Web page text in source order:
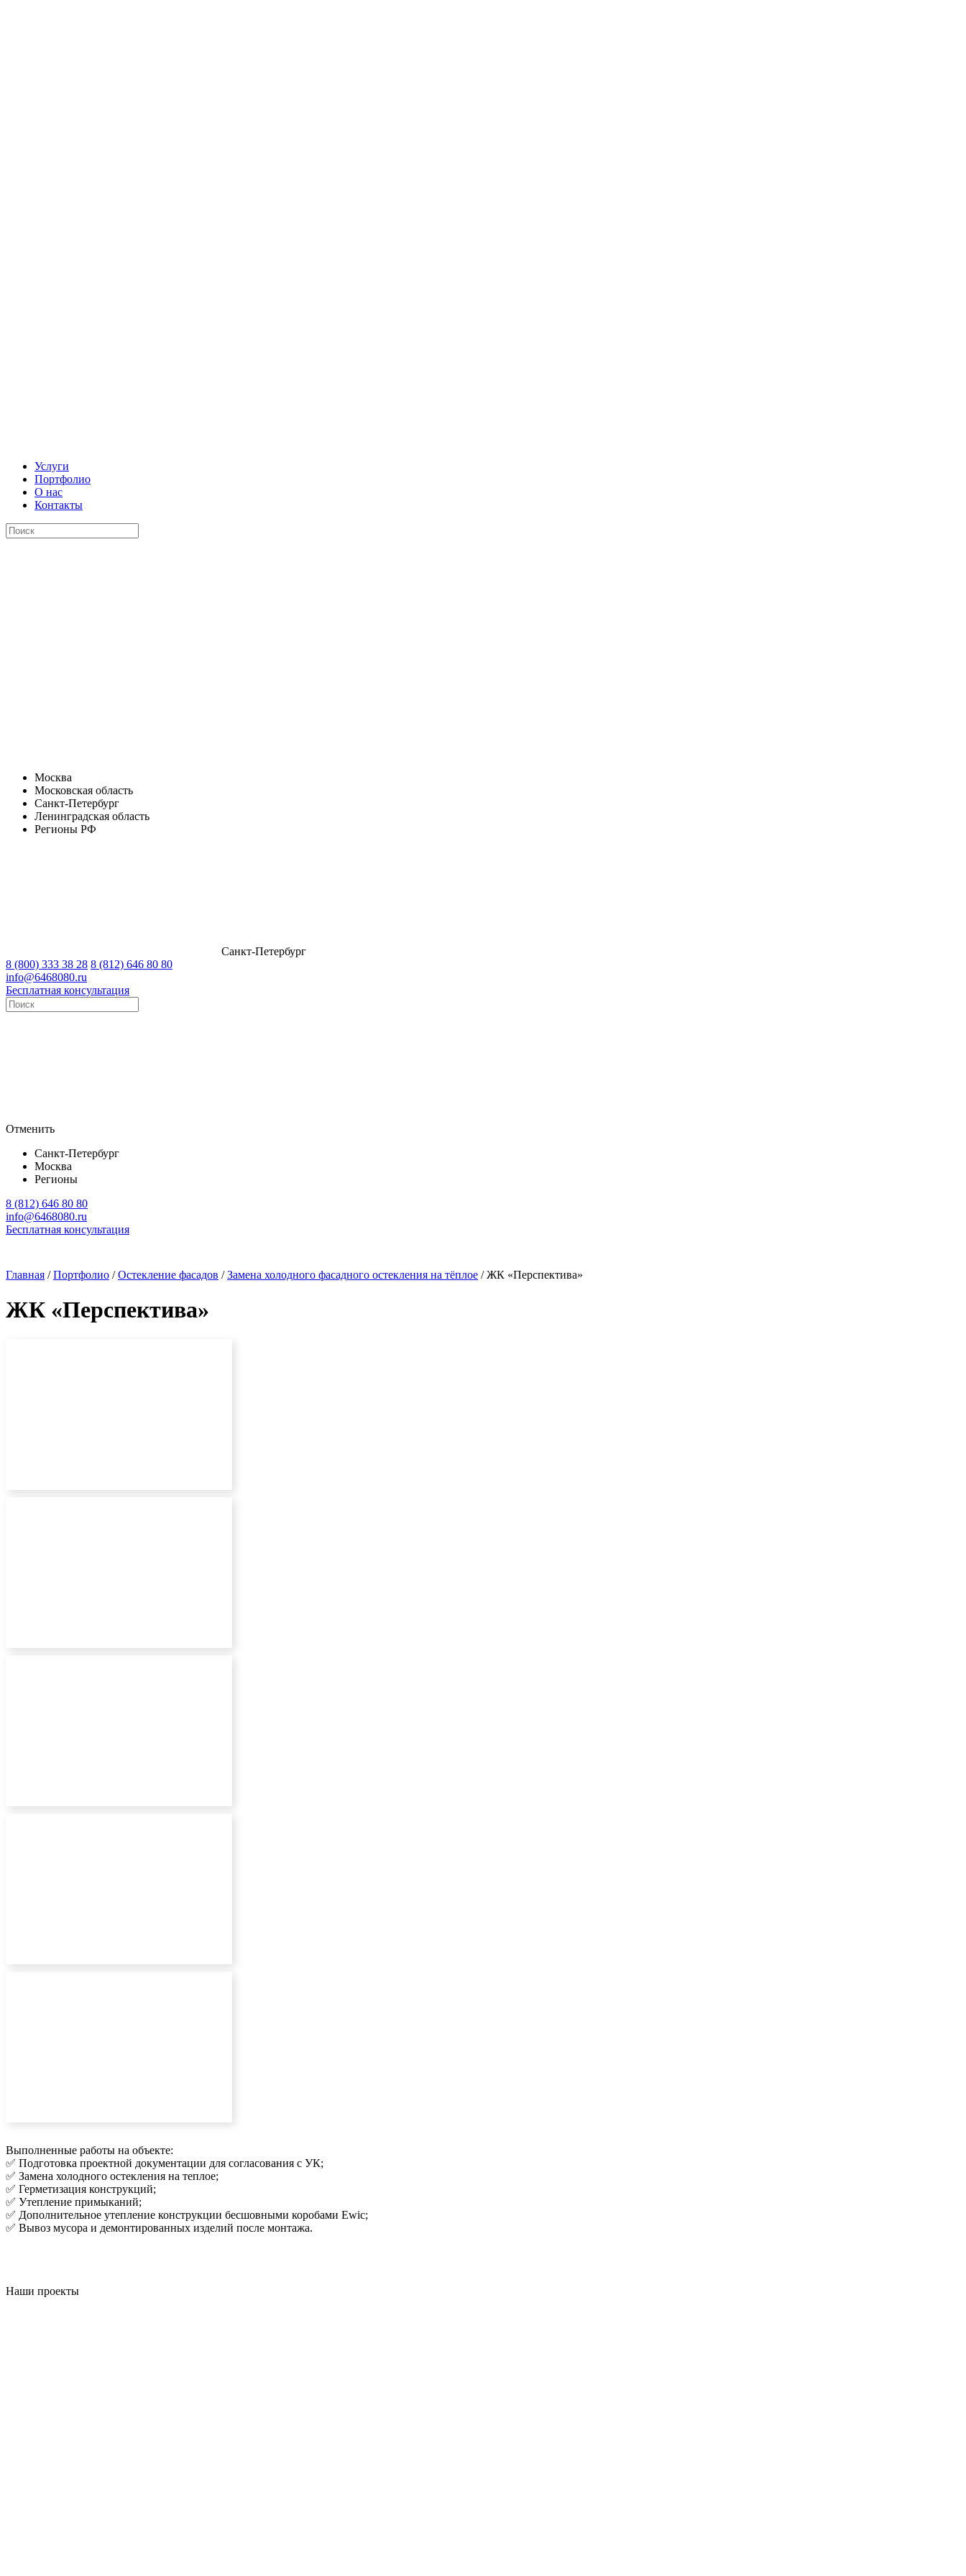
Услуги
Портфолио
О нас
Контакты
Москва
Московская область
Санкт-Петербург
Ленинградская область
Регионы РФ
Санкт-Петербург
8 (800) 333 38 28 8 (812) 646 80 80
info@6468080.ru
Бесплатная консультация
Отменить
Санкт-Петербург
Москва
Регионы
8 (812) 646 80 80
info@6468080.ru
Бесплатная консультация
Главная /Портфолио /Остекление фасадов /Замена холодного фасадного остекления на тёплое /ЖК «Перспектива»
ЖК «Перспектива»
Выполненные работы на объекте:
✅ Подготовка проектной документации для согласования с УК;
✅ Замена холодного остекления на теплое;
✅ Герметизация конструкций;
✅ Утепление примыканий;
✅ Дополнительное утепление конструкции бесшовными коробами Ewic;
✅ Вывоз мусора и демонтированных изделий после монтажа.
Наши проекты